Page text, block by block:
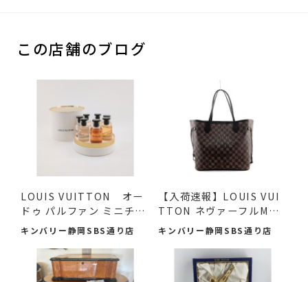
この店舗のブログ
LOUIS VUITTON オー
ドゥ パルファン ミニチュ
アセ...
キンバリー静岡SBS通り店
【入荷速報】LOUIS VUI
TTON ネヴァーフルMM
ダミエ...
キンバリー静岡SBS通り店